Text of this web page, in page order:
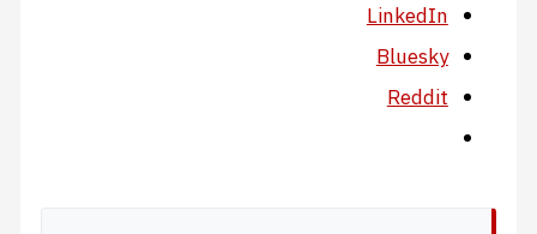
LinkedIn
Bluesky
Reddit